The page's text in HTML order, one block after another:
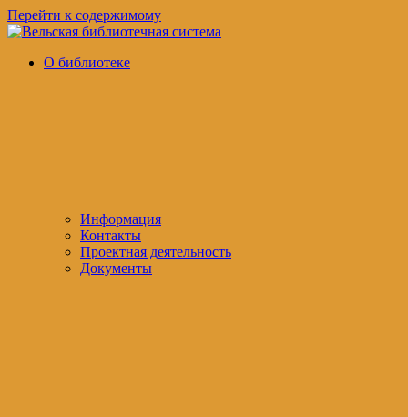
Перейти к содержимому
Вельская
официальный
О библиотеке
Информация
Контакты
Проектная деятельность
Документы